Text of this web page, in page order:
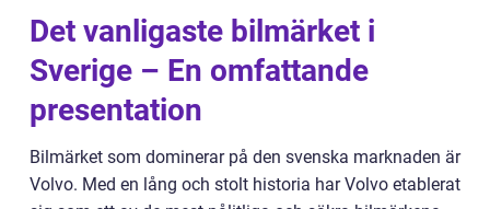
Det vanligaste bilmärket i
Sverige – En omfattande
presentation
Bilmärket som dominerar på den svenska marknaden är
Volvo. Med en lång och stolt historia har Volvo etablerat